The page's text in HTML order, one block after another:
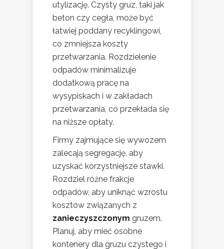
utylizację. Czysty gruz, taki jak
beton czy cegła, może być
łatwiej poddany recyklingowi,
co zmniejsza koszty
przetwarzania. Rozdzielenie
odpadów minimalizuje
dodatkową pracę na
wysypiskach i w zakładach
przetwarzania, co przekłada się
na niższe opłaty.
Firmy zajmujące się wywozem
zalecają segregację, aby
uzyskać korzystniejsze stawki.
Rozdziel różne frakcje
odpadów, aby uniknąć wzrostu
kosztów związanych z
zanieczyszczonym gruzem.
Planuj, aby mieć osobne
kontenery dla gruzu czystego i